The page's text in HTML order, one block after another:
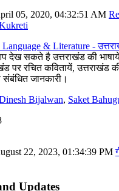
05, 2020, 04:32:51 AM
& Literature -
देख सकते है उत्तराखंड की
पर रचित कवितायें,
संबंधित जानकारी।
Bijalwan, Saket
22, 2023, 01:34:39 PM
Updates